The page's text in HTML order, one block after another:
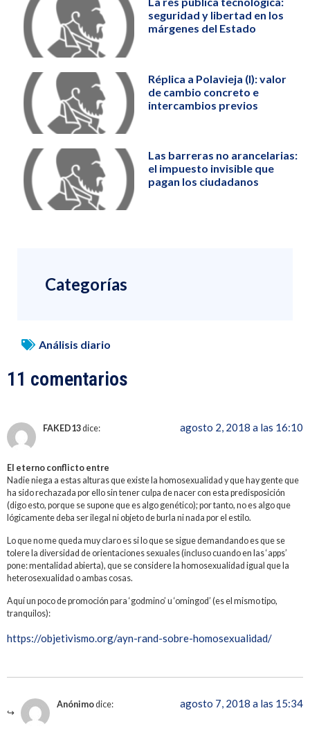
seguridad y libertad en los
márgenes del Estado
Réplica a Polavieja (I): valor
de cambio concreto e
intercambios previos
Las barreras no arancelarias:
el impuesto invisible que
pagan los ciudadanos
Categorías
Análisis diario
11 comentarios
FAKED13dice: agosto 2, 2018 a las 16:10
El eterno conflicto entre
Nadie niega a estas alturas que existe la homosexualidad y que hay gente que
ha sido rechazada por ello sin tener culpa de nacer con esta predisposición
(digo esto, porque se supone que es algo genético); por tanto, no es algo que
lógicamente deba ser ilegal ni objeto de burla ni nada por el estilo.
Lo que no me queda muy claro es si lo que se sigue demandando es que se
tolere la diversidad de orientaciones sexuales (incluso cuando en las ‘apps’
pone: mentalidad abierta), que se considere la homosexualidad igual que la
heterosexualidad o ambas cosas.
Aquí un poco de promoción para ‘godmino’ u ‘omingod’ (es el mismo tipo,
tranquilos):
https://objetivismo.org/ayn-rand-sobre-homosexualidad/
Anónimodice: agosto 7, 2018 a las 15:34